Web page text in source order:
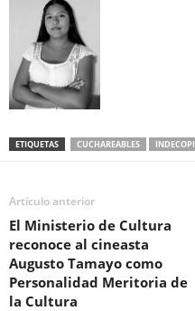
ETIQUETAS CUCHAREABLES INDECOPI
Artículo anterior
El Ministerio de Cultura
reconoce al cineasta
Augusto Tamayo como
Personalidad Meritoria de
la Cultura